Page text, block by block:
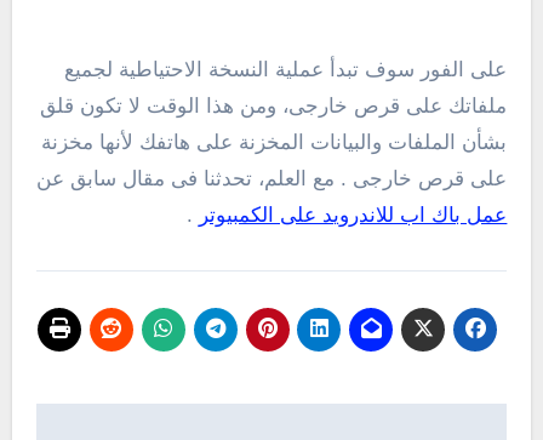
على الفور سوف تبدأ عملية النسخة الاحتياطية لجميع
ملفاتك على قرص خارجى، ومن هذا الوقت لا تكون قلق
بشأن الملفات والبيانات المخزنة على هاتفك لأنها مخزنة
على قرص خارجى . مع العلم، تحدثنا فى مقال سابق عن
عمل باك اب للاندرويد على الكمبيوتر .